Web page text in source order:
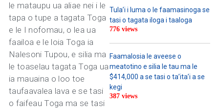
le mataupu ua aliae nei i le
tapa o tupe a tagata Toga
e le I nofomau, o lea ua
faailoa e le loia Toga ia
Nalesoni Tupou, e silia ma
le toaselau tagata Toga ua
ia mauaina o loo toe
taufaavalea lava e se tasi
o faifeau Toga ma se tasi
Tula’i i luma o le faamasinoga se
tasi o tagata iloga i taaloga
776 views
Faamalosia le aveese o
meatotino e silia le tau ma le
$414,000 a se tasi o ta’ita’i a se
kegi
387 views